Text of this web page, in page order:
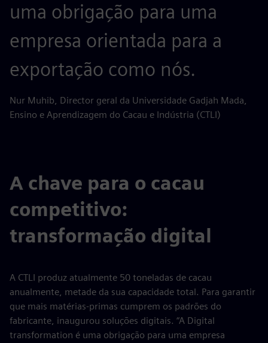
uma obrigação para uma
empresa orientada para a
exportação como nós.
Nur Muhib, Director geral da Universidade Gadjah Mada,
Ensino e Aprendizagem do Cacau e Indústria (CTLI)
A chave para o cacau
competitivo:
transformação digital
A CTLI produz atualmente 50 toneladas de cacau
anualmente, metade da sua capacidade total. Para garantir
que mais matérias-primas cumprem os padrões do
fabricante, inaugurou soluções digitais. “A Digital
transformation é uma obrigação para uma empresa